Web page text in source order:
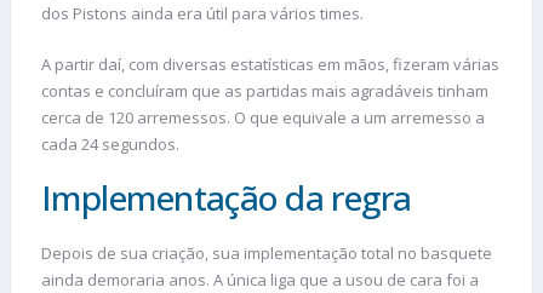
dos Pistons ainda era útil para vários times.
A partir daí, com diversas estatísticas em mãos, fizeram várias
contas e concluíram que as partidas mais agradáveis tinham
cerca de 120 arremessos. O que equivale a um arremesso a
cada 24 segundos.
Implementação da regra
Depois de sua criação, sua implementação total no basquete
ainda demoraria anos. A única liga que a usou de cara foi a